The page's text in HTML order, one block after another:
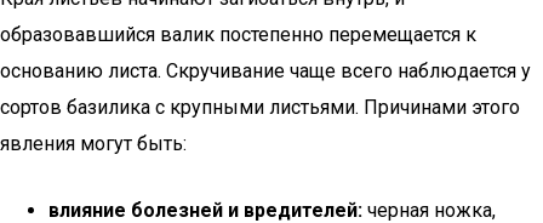
образовавшийся валик постепенно перемещается к
основанию листа. Скручивание чаще всего наблюдается у
сортов базилика с крупными листьями. Причинами этого
явления могут быть:
влияние болезней и вредителей: черная ножка,